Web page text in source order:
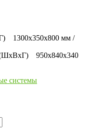
1300x350x800 мм /
(ШхВхГ) 950x840x340
системы